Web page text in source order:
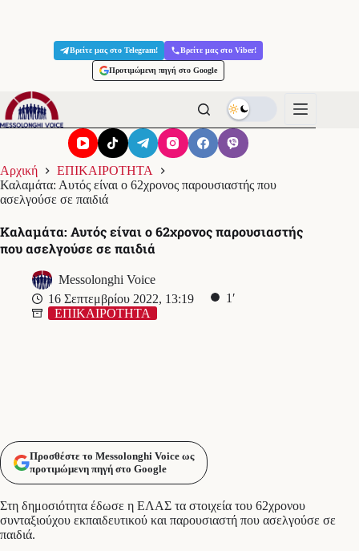
Βρείτε μας στο Telegram! Βρείτε μας στο Viber!
Προτιμώμενη πηγή στο Google
Αρχική
ΕΠΙΚΑΙΡΟΤΗΤΑ
Καλαμάτα: Αυτός είναι ο 62χρονος παρουσιαστής που
ασελγούσε σε παιδιά
Καλαμάτα: Αυτός είναι ο 62χρονος παρουσιαστής
που ασελγούσε σε παιδιά
Messolonghi Voice
16 Σεπτεμβρίου 2022, 13:19
1′
ΕΠΙΚΑΙΡΟΤΗΤΑ
Προσθέστε το Messolonghi Voice ως
προτιμώμενη πηγή στο Google
Στη δημοσιότητα έδωσε η ΕΛΑΣ τα στοιχεία του 62χρονου
συνταξιούχου εκπαιδευτικού και παρουσιαστή που ασελγούσε σε
παιδιά.